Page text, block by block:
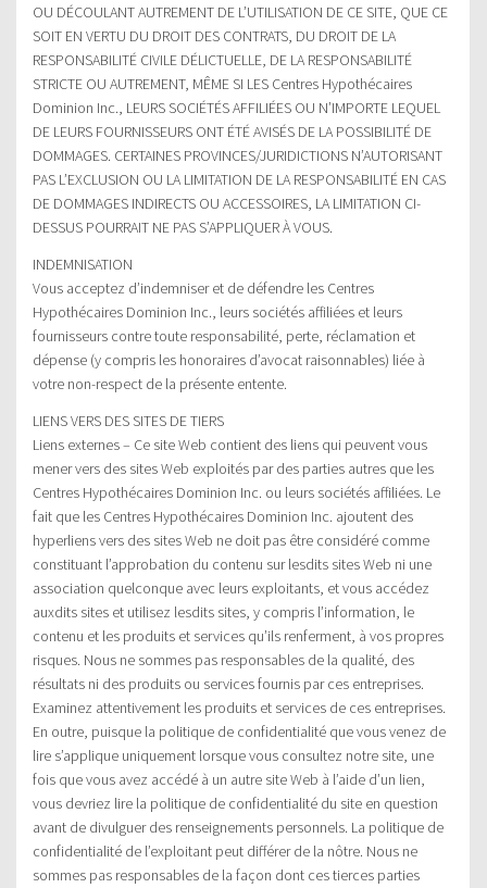
OU DÉCOULANT AUTREMENT DE L’UTILISATION DE CE SITE, QUE CE
SOIT EN VERTU DU DROIT DES CONTRATS, DU DROIT DE LA
RESPONSABILITÉ CIVILE DÉLICTUELLE, DE LA RESPONSABILITÉ
STRICTE OU AUTREMENT, MÊME SI LES Centres Hypothécaires
Dominion Inc., LEURS SOCIÉTÉS AFFILIÉES OU N’IMPORTE LEQUEL
DE LEURS FOURNISSEURS ONT ÉTÉ AVISÉS DE LA POSSIBILITÉ DE
DOMMAGES. CERTAINES PROVINCES/JURIDICTIONS N’AUTORISANT
PAS L’EXCLUSION OU LA LIMITATION DE LA RESPONSABILITÉ EN CAS
DE DOMMAGES INDIRECTS OU ACCESSOIRES, LA LIMITATION CI-
DESSUS POURRAIT NE PAS S’APPLIQUER À VOUS.
INDEMNISATION
Vous acceptez d’indemniser et de défendre les Centres
Hypothécaires Dominion Inc., leurs sociétés affiliées et leurs
fournisseurs contre toute responsabilité, perte, réclamation et
dépense (y compris les honoraires d’avocat raisonnables) liée à
votre non-respect de la présente entente.
LIENS VERS DES SITES DE TIERS
Liens externes – Ce site Web contient des liens qui peuvent vous
mener vers des sites Web exploités par des parties autres que les
Centres Hypothécaires Dominion Inc. ou leurs sociétés affiliées. Le
fait que les Centres Hypothécaires Dominion Inc. ajoutent des
hyperliens vers des sites Web ne doit pas être considéré comme
constituant l’approbation du contenu sur lesdits sites Web ni une
association quelconque avec leurs exploitants, et vous accédez
auxdits sites et utilisez lesdits sites, y compris l’information, le
contenu et les produits et services qu’ils renferment, à vos propres
risques. Nous ne sommes pas responsables de la qualité, des
résultats ni des produits ou services fournis par ces entreprises.
Examinez attentivement les produits et services de ces entreprises.
En outre, puisque la politique de confidentialité que vous venez de
lire s’applique uniquement lorsque vous consultez notre site, une
fois que vous avez accédé à un autre site Web à l’aide d’un lien,
vous devriez lire la politique de confidentialité du site en question
avant de divulguer des renseignements personnels. La politique de
confidentialité de l’exploitant peut différer de la nôtre. Nous ne
sommes pas responsables de la façon dont ces tierces parties